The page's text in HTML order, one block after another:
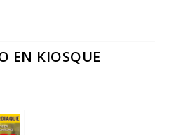
EN KIOSQUE